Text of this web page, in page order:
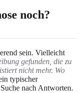
noch?
sein. Vielleicht
gefunden, die zu
nicht mehr. Wo
typischer
nach Antworten.